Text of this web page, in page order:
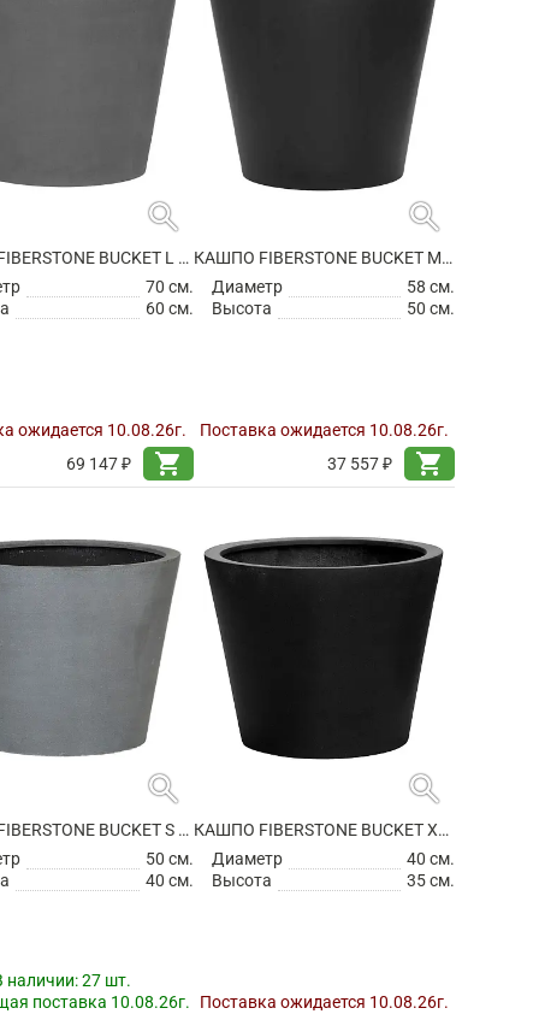
search
КАШПО FIBERSTONE BUCKET L GREY
70 см.
60 см.
ожидается 10.08.26г.
69 147 ₽
shopping_cart
search
КАШПО FIBERSTONE BUCKET M BLACK
Диаметр
58 см.
Высота
50 см.
Поставка ожидается 10.08.26г.
37 557 ₽
shopping_cart
search
КАШПО FIBERSTONE BUCKET S GREY
50 см.
40 см.
наличии:27 шт.
поставка 10.08.26г.
search
КАШПО FIBERSTONE BUCKET XS BLACK
Диаметр
40 см.
Высота
35 см.
Поставка ожидается 10.08.26г.